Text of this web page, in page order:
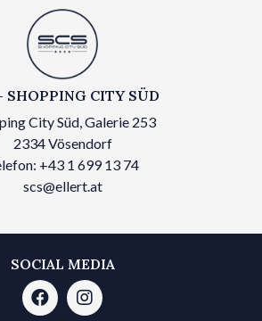
SHOPPING CITY SÜD
City Süd, Galerie 253
2334 Vösendorf
+43 1 699 13 74
scs@ellert.at
SOCIAL MEDIA